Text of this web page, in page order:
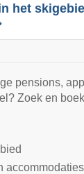
het
pensions,
Zoek en
accommodaties